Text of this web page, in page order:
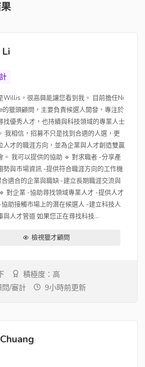
Willis，很高興能讓您看到我。 目前擔任Ni
的獵頭顧問，主要負責候選人開發，專注於
找優秀人才，也持續與科技領域的專業人士
我相信，招募不只是找到合適的人選，更
人才的職涯方向，並為企業與人才創造雙贏
。 我可以提供的協助 🔹 對求職者 -分享產
勢與市場資訊 -提供符合職涯方向的工作機
適合的企業與職缺 -建立長期職涯交流與
對企業 -協助尋找領域專業人才 -提供人才
助接觸市場上的潛在候選人 -建立科技人
與人才管道 如果您正在尋找科技...
檢視獵才顧問
積極度：高
問/審計 9小時前更新